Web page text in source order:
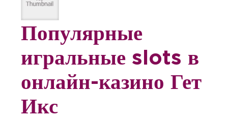
Популярные
игральные slots в
онлайн-казино Гет
Икс